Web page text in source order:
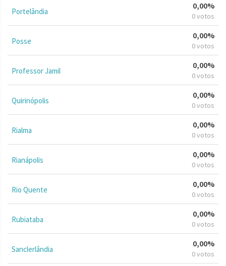
Portelândia
0,00%
0 votos
Posse
0,00%
0 votos
Professor Jamil
0,00%
0 votos
Quirinópolis
0,00%
0 votos
Rialma
0,00%
0 votos
Rianápolis
0,00%
0 votos
Rio Quente
0,00%
0 votos
Rubiataba
0,00%
0 votos
Sanclerlândia
0,00%
0 votos